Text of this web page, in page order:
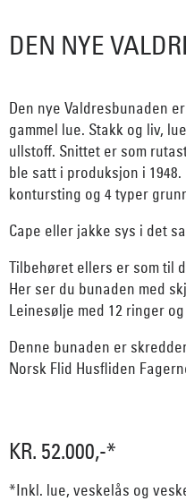
DEN NYE
Den nye Valdresbunaden
gammel lue. Stakk og liv,
ullstoff. Snittet er som
ble satt i produksjon i
kontursting og 4 typer
Cape eller jakke sys i det
Tilbehøret ellers er som til
Her ser du bunaden med
Leinesølje med 12 ringer
Denne bunaden er
Norsk Flid Husfliden
KR. 52.000,-*
*Inkl. lue, veskelås og